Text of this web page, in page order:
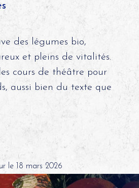
des légumes bio,
et pleins de vitalités.
cours de théâtre pour
aussi bien du texte que
le 18 mars 2026